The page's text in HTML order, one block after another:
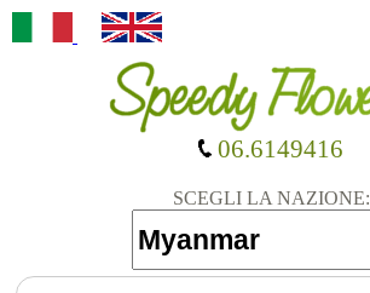
SCEGLI LA NAZIONE:
06.6149416